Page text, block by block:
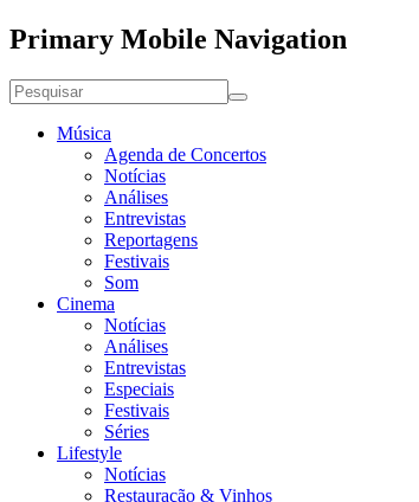
Primary Mobile Navigation
Música
Agenda de Concertos
Notícias
Análises
Entrevistas
Reportagens
Festivais
Som
Cinema
Notícias
Análises
Entrevistas
Especiais
Festivais
Séries
Lifestyle
Notícias
Restauração & Vinhos